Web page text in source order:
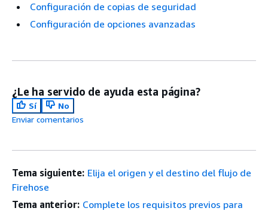
Configuración de copias de seguridad
Configuración de opciones avanzadas
¿Le ha servido de ayuda esta página?
Sí
No
Enviar comentarios
Tema siguiente: Elija el origen y el destino del flujo de
Firehose
Tema anterior: Complete los requisitos previos para